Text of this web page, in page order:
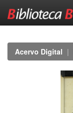
navigationAcervo Digital